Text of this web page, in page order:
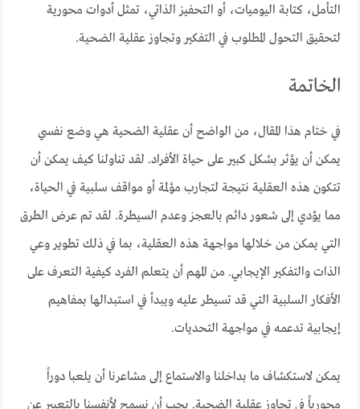
التأمل، كتابة اليوميات، أو التحفيز الذاتي، تمثل أدوات محورية
لتحقيق التحول المطلوب في التفكير وتجاوز عقلية الضحية.
الخاتمة
في ختام هذا المقال، من الواضح أن عقلية الضحية هي وضع نفسي
يمكن أن يؤثر بشكل كبير على حياة الأفراد. لقد تناولنا كيف يمكن أن
تتكون هذه العقلية نتيجة لتجارب مؤلمة أو مواقف سلبية في الحياة،
مما يؤدي إلى شعور دائم بالعجز وعدم السيطرة. لقد تم عرض الطرق
التي يمكن من خلالها مواجهة هذه العقلية، بما في ذلك تطوير وعي
الذات والتفكير الإيجابي. من المهم أن يتعلم الفرد كيفية التعرف على
الأفكار السلبية التي قد تسيطر عليه ويبدأ في استبدالها بمفاهيم
إيجابية تدعمه في مواجهة التحديات.
يمكن لاستكشاف ما بداخلنا والاستماع إلى مشاعرنا أن يلعبا دوراً
محورياً في تجاوز عقلية الضحية. يجب أن نسمح لأنفسنا بالتعبير عن